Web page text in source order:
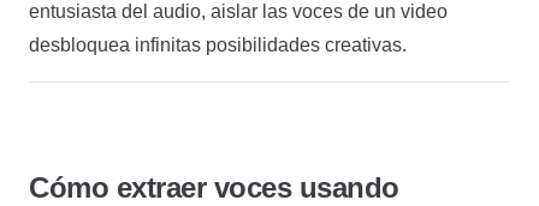
entusiasta del audio, aislar las voces de un video
desbloquea infinitas posibilidades creativas.
Cómo extraer voces usando